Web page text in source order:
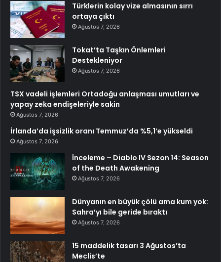
Türklerin kolay vize almasının sırrı
ortaya çıktı
Ağustos 7, 2026
Tokat’ta Taşkın Önlemleri
Destekleniyor
Ağustos 7, 2026
TSX vadeli işlemleri Ortadoğu anlaşması umutları ve
yapay zeka endişeleriyle sakin
Ağustos 7, 2026
İrlanda’da işsizlik oranı Temmuz’da %5,1’e yükseldi
Ağustos 7, 2026
İnceleme – Diablo IV Sezon 14: Season
of the Death Awakening
Ağustos 7, 2026
Dünyanın en büyük çölü ama kum yok:
Sahra’yı bile geride bıraktı
Ağustos 7, 2026
15 maddelik tasarı 3 Ağustos’ta
Meclis’te